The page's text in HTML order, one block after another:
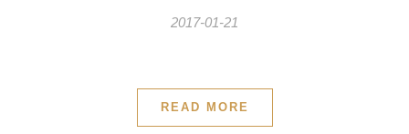
2017-01-21
READ MORE